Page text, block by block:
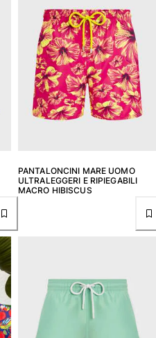
PANTALONCINI MARE UOMO
ULTRALEGGERI E RIPIEGABILI
MACRO HIBISCUS